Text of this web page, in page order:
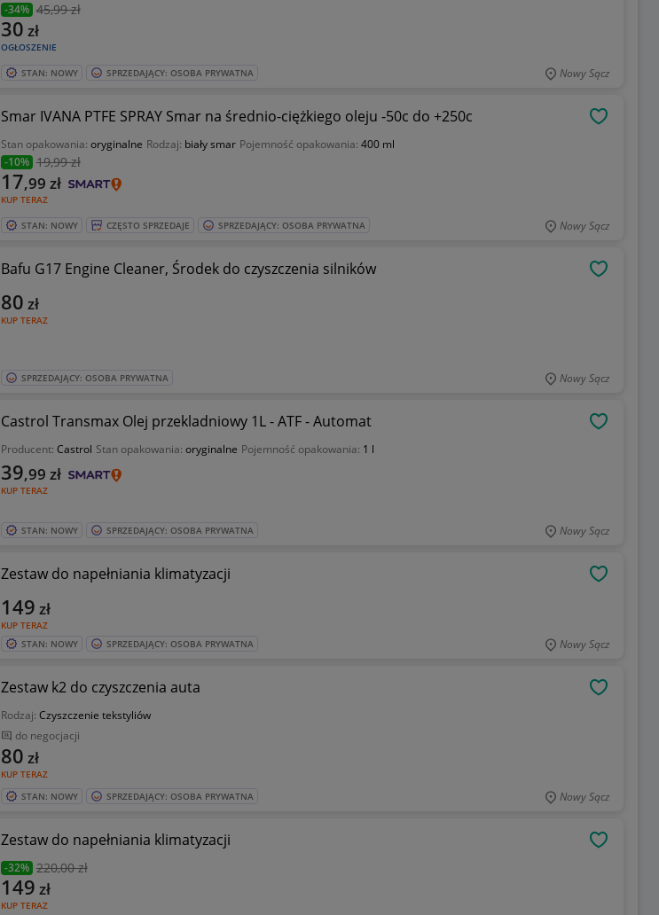
-34% 45,99 zł
OGŁOSZENIE
30 zł
STAN: NOWY SPRZEDAJĄCY: OSOBA PRYWATNA Nowy Sącz
Smar IVANA PTFE SPRAY Smar na średnio-ciężkiego oleju -50c do +250c
Stan opakowania: oryginalne Rodzaj: biały smar Pojemność opakowania: 400 ml
-10% 19,99 zł
KUP TERAZ
17,99 zł
STAN: NOWY CZĘSTO SPRZEDAJE SPRZEDAJĄCY: OSOBA PRYWATNA Nowy Sącz
Bafu G17 Engine Cleaner, Środek do czyszczenia silników
KUP TERAZ
80 zł
SPRZEDAJĄCY: OSOBA PRYWATNA Nowy Sącz
Castrol Transmax Olej przekladniowy 1L - ATF - Automat
Producent: Castrol Stan opakowania: oryginalne Pojemność opakowania: 1 l
KUP TERAZ
39,99 zł
STAN: NOWY SPRZEDAJĄCY: OSOBA PRYWATNA Nowy Sącz
Zestaw do napełniania klimatyzacji
KUP TERAZ
149 zł
STAN: NOWY SPRZEDAJĄCY: OSOBA PRYWATNA Nowy Sącz
Zestaw k2 do czyszczenia auta
Rodzaj: Czyszczenie tekstyliów
do negocjacji
KUP TERAZ
80 zł
STAN: NOWY SPRZEDAJĄCY: OSOBA PRYWATNA Nowy Sącz
Zestaw do napełniania klimatyzacji
-32% 220,00 zł
KUP TERAZ
149 zł